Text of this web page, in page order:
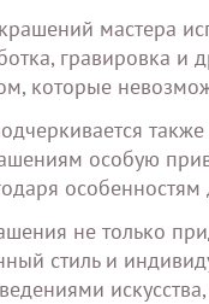
мастера
гравировка
которые
особую
не только
стиль и